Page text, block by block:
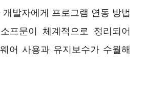
발자에게 프로그램 연동 방법
프문이 체계적으로 정리되어
어 사용과 유지보수가 수월해